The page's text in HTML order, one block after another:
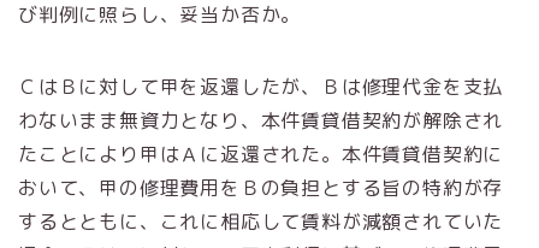
び判例に照らし、妥当か否か。
ＣはＢに対して甲を返還したが、Ｂは修理代金を支払
わないまま無資力となり、本件賃貸借契約が解除され
たことにより甲はＡに返還された。本件賃貸借契約に
おいて、甲の修理費用をＢの負担とする旨の特約が存
するとともに、これに相応して賃料が減額されていた